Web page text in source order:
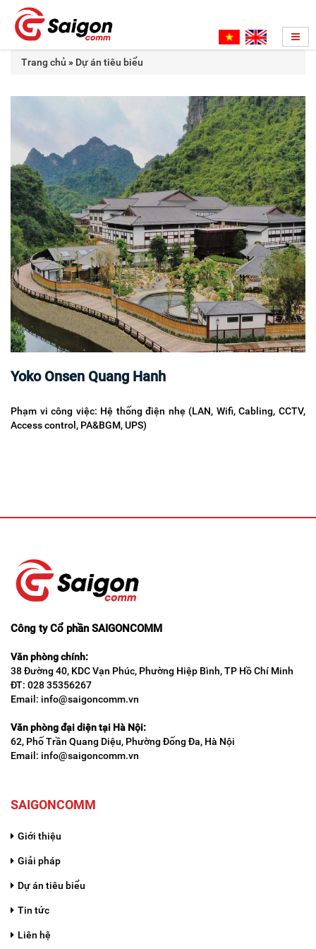
Trang chủ » Dự án tiêu biểu
Yoko Onsen Quang Hanh
Phạm vi công việc: Hệ thống điện nhẹ (LAN, Wifi, Cabling, CCTV,
Access control, PA&BGM, UPS)
Công ty Cổ phần SAIGONCOMM
Văn phòng chính:
38 Đường 40, KDC Vạn Phúc, Phường Hiệp Bình, TP Hồ Chí Minh
ĐT: 028 35356267
Email: info@saigoncomm.vn
Văn phòng đại diện tại Hà Nội:
62, Phố Trần Quang Diệu, Phường Đống Đa, Hà Nội
Email: info@saigoncomm.vn
SAIGONCOMM
Giới thiệu
Giải pháp
Dự án tiêu biểu
Tin tức
Liên hệ